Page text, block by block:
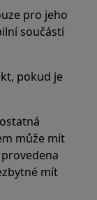
pro jeho
součástí
pokud je
může mít
mít